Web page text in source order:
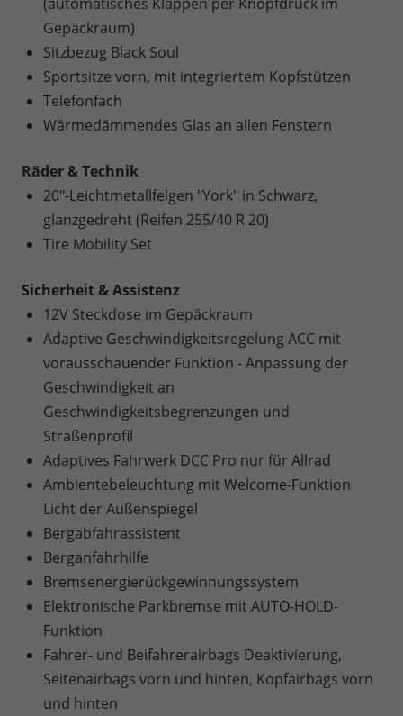
Gepäckraum)
Sitzbezug Black Soul
Sportsitze vorn, mit integriertem Kopfstützen
Telefonfach
Wärmedämmendes Glas an allen Fenstern
Räder & Technik
20"-Leichtmetallfelgen "York" in Schwarz,
glanzgedreht (Reifen 255/40 R 20)
Tire Mobility Set
Sicherheit & Assistenz
12V Steckdose im Gepäckraum
Adaptive Geschwindigkeitsregelung ACC mit
vorausschauender Funktion - Anpassung der
Geschwindigkeit an
Geschwindigkeitsbegrenzungen und
Straßenprofil
Adaptives Fahrwerk DCC Pro nur für Allrad
Ambientebeleuchtung mit Welcome-Funktion
Licht der Außenspiegel
Bergabfahrassistent
Berganfahrhilfe
Bremsenergierückgewinnungssystem
Elektronische Parkbremse mit AUTO-HOLD-
Funktion
Fahrer- und Beifahrerairbags Deaktivierung,
Seitenairbags vorn und hinten, Kopfairbags vorn
und hinten